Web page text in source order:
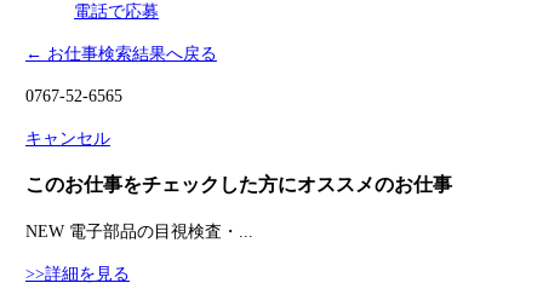
電話で応募
← お仕事検索結果へ戻る
0767-52-6565
キャンセル
このお仕事をチェックした方にオススメのお仕事
NEW電子部品の目視検査・...
>>詳細を見る